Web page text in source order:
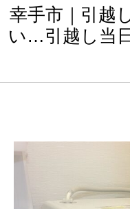
幸手市｜引越
い…引越し当